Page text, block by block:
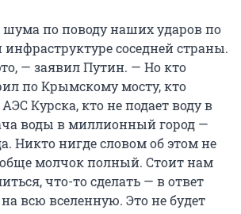
шума по поводу наших ударов по
инфраструктуре соседней страны.
— заявил Путин. — Но кто
по Крымскому мосту, кто
Курска, кто не подает воду в
воды в миллионный город —
Никто нигде словом об этом не
молчок полный. Стоит нам
что-то сделать — в ответ
всю вселенную. Это не будет